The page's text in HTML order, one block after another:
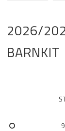
2026/
BARNKIT